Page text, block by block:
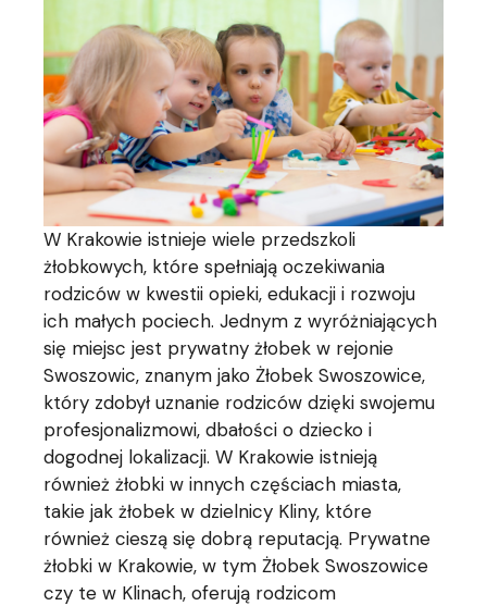
W Krakowie istnieje wiele przedszkoli
żłobkowych, które spełniają oczekiwania
rodziców w kwestii opieki, edukacji i rozwoju
ich małych pociech. Jednym z wyróżniających
się miejsc jest prywatny żłobek w rejonie
Swoszowic, znanym jako Żłobek Swoszowice,
który zdobył uznanie rodziców dzięki swojemu
profesjonalizmowi, dbałości o dziecko i
dogodnej lokalizacji. W Krakowie istnieją
również żłobki w innych częściach miasta,
takie jak żłobek w dzielnicy Kliny, które
również cieszą się dobrą reputacją. Prywatne
żłobki w Krakowie, w tym Żłobek Swoszowice
czy te w Klinach, oferują rodzicom